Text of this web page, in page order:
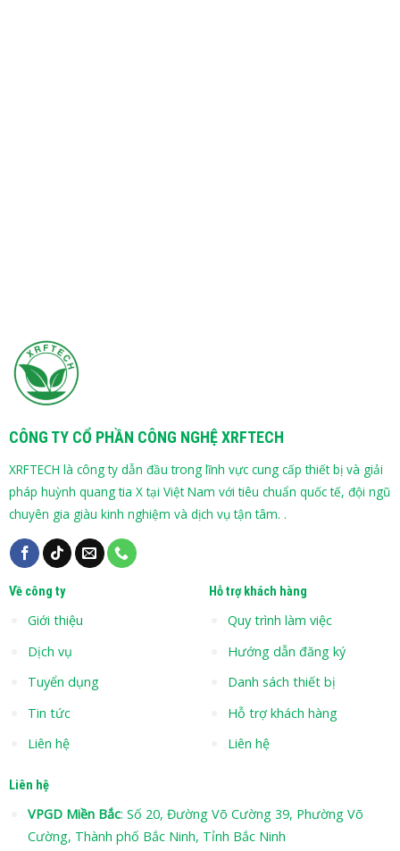
CÔNG TY CỔ PHẦN CÔNG NGHỆ XRFTECH
XRFTECH là công ty dẫn đầu trong lĩnh vực cung cấp thiết bị và giải
pháp huỳnh quang tia X tại Việt Nam với tiêu chuẩn quốc tế, đội ngũ
chuyên gia giàu kinh nghiệm và dịch vụ tận tâm. .
Về công ty
Giới thiệu
Dịch vụ
Tuyển dụng
Tin tức
Liên hệ
Hỗ trợ khách hàng
Quy trình làm việc
Hướng dẫn đăng ký
Danh sách thiết bị
Hỗ trợ khách hàng
Liên hệ
Liên hệ
VPGD Miền Bắc: Số 20, Đường Võ Cường 39, Phường Võ
Cường, Thành phố Bắc Ninh, Tỉnh Bắc Ninh